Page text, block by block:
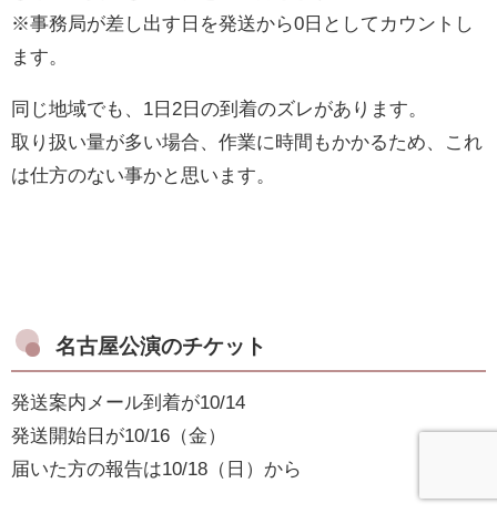
※事務局が差し出す日を発送から0日としてカウントし
ます。
同じ地域でも、1日2日の到着のズレがあります。
取り扱い量が多い場合、作業に時間もかかるため、これ
は仕方のない事かと思います。
名古屋公演のチケット
発送案内メール到着が10/14
発送開始日が10/16（金）
届いた方の報告は10/18（日）から